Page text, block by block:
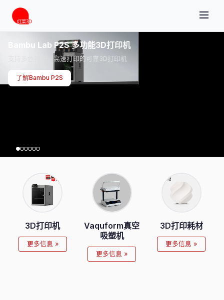
Bambu Lab P2S 多功能3D打印机
支持多色打印、高速打印的可靠3D打印机
了解Bambu P2S
3D打印机
更多信息 »
Vaquform真空
吸塑机
更多信息 »
3D打印耗材
更多信息 »